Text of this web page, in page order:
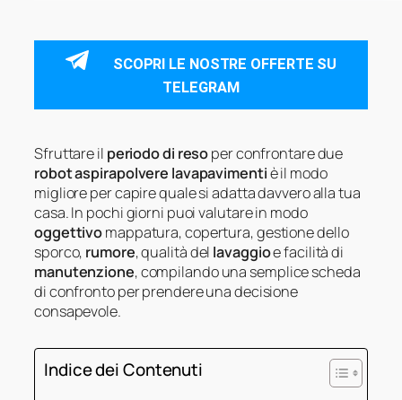
SCOPRI LE NOSTRE OFFERTE SU
TELEGRAM
Sfruttare il periodo di resoper confrontare due
robot aspirapolvere lavapavimentiè il modo
migliore per capire quale si adatta davvero alla tua
casa. In pochi giorni puoi valutare in modo
oggettivomappatura, copertura, gestione dello
sporco, rumore, qualità del lavaggioe facilità di
manutenzione, compilando una semplice scheda
di confronto per prendere una decisione
consapevole.
Indice dei Contenuti